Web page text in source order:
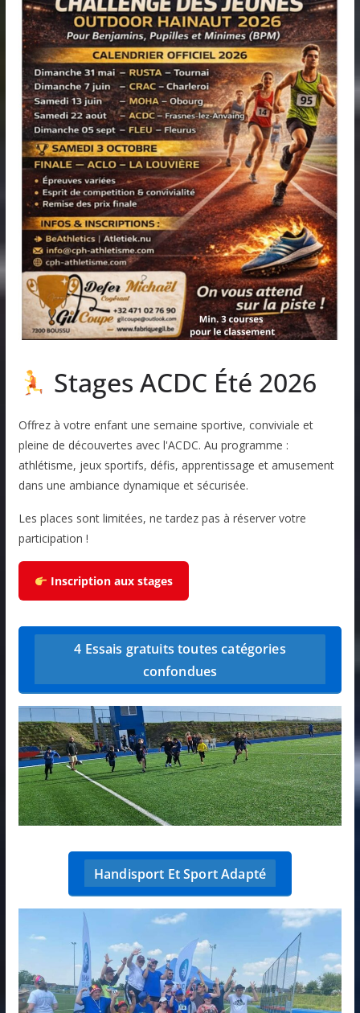
Stages ACDC Été 2026
Offrez à votre enfant une semaine sportive, conviviale et
pleine de découvertes avec l'ACDC. Au programme :
athlétisme, jeux sportifs, défis, apprentissage et amusement
dans une ambiance dynamique et sécurisée.
Les places sont limitées, ne tardez pas à réserver votre
participation !
Inscription aux stages
4 Essais gratuits toutes catégories
confondues
Handisport Et Sport Adapté